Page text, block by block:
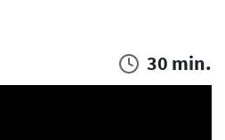
30 min.